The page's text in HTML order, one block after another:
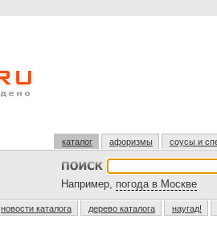
каталог афоризмы соусы и
Например, погода в Москве
новости каталога дерево каталога наугад!